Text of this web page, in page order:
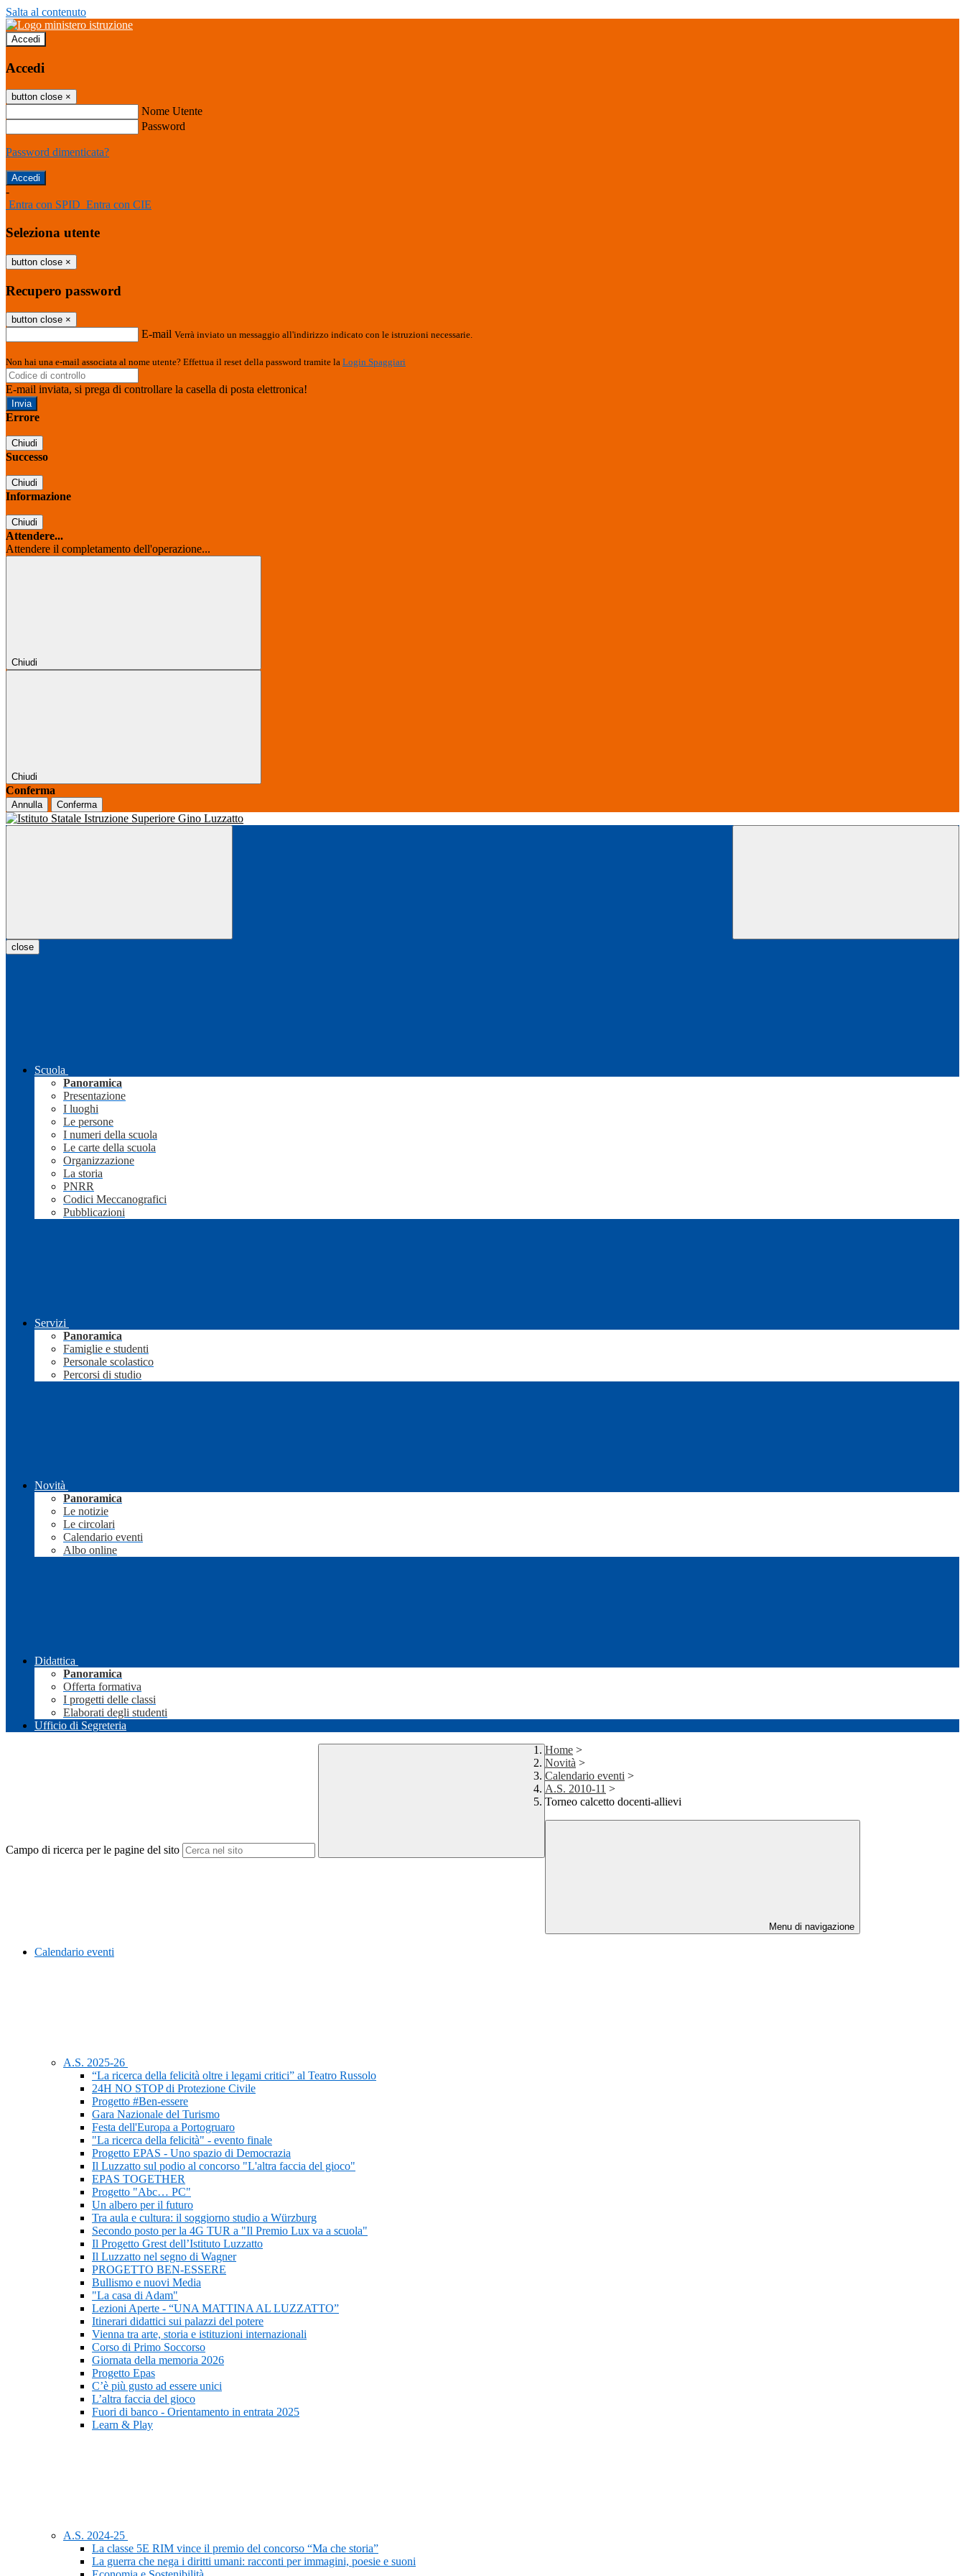
Salta al contenuto
Accedi
Accedi
button close ×
Nome Utente
Password
Password dimenticata?
-
Entra con SPID Entra con CIE
Seleziona utente
button close ×
Recupero password
button close ×
E-mail Verrà inviato un messaggio all'indirizzo indicato con le istruzioni necessarie.
Non hai una e-mail associata al nome utente? Effettua il reset della password tramite la Login Spaggiari
E-mail inviata, si prega di controllare la casella di posta elettronica!
Errore
Chiudi
Successo
Chiudi
Informazione
Chiudi
Attendere...
Attendere il completamento dell'operazione...
Chiudi
Chiudi
Conferma
Annulla Conferma
close
Scuola
Panoramica
Presentazione
I luoghi
Le persone
I numeri della scuola
Le carte della scuola
Organizzazione
La storia
PNRR
Codici Meccanografici
Pubblicazioni
Servizi
Panoramica
Famiglie e studenti
Personale scolastico
Percorsi di studio
Novità
Panoramica
Le notizie
Le circolari
Calendario eventi
Albo online
Didattica
Panoramica
Offerta formativa
I progetti delle classi
Elaborati degli studenti
Ufficio di Segreteria
Campo di ricerca per le pagine del sito
Home >
Novità >
Calendario eventi >
A.S. 2010-11 >
Torneo calcetto docenti-allievi
Menu di navigazione
Calendario eventi
A.S. 2025-26
“La ricerca della felicità oltre i legami critici” al Teatro Russolo
24H NO STOP di Protezione Civile
Progetto #Ben-essere
Gara Nazionale del Turismo
Festa dell'Europa a Portogruaro
"La ricerca della felicità" - evento finale
Progetto EPAS - Uno spazio di Democrazia
Il Luzzatto sul podio al concorso "L'altra faccia del gioco"
EPAS TOGETHER
Progetto "Abc… PC"
Un albero per il futuro
Tra aula e cultura: il soggiorno studio a Würzburg
Secondo posto per la 4G TUR a "Il Premio Lux va a scuola"
Il Progetto Grest dell’Istituto Luzzatto
Il Luzzatto nel segno di Wagner
PROGETTO BEN-ESSERE
Bullismo e nuovi Media
"La casa di Adam"
Lezioni Aperte - “UNA MATTINA AL LUZZATTO”
Itinerari didattici sui palazzi del potere
Vienna tra arte, storia e istituzioni internazionali
Corso di Primo Soccorso
Giornata della memoria 2026
Progetto Epas
C’è più gusto ad essere unici
L’altra faccia del gioco
Fuori di banco - Orientamento in entrata 2025
Learn & Play
A.S. 2024-25
La classe 5E RIM vince il premio del concorso “Ma che storia”
La guerra che nega i diritti umani: racconti per immagini, poesie e suoni